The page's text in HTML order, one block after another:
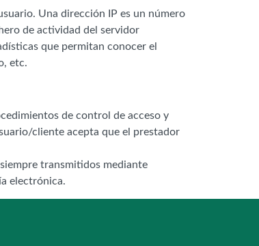
Una dirección IP es un número
de actividad del servidor
que permitan conocer el
etc.
de control de acceso y
cliente acepta que el prestador
transmitidos mediante
electrónica.